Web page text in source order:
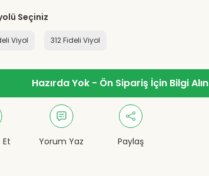
Seçiniz
Viyol 312 Fideli Viyol
Hazırda Yok - Ön Sipariş İçin Bilgi Alın
Yorum Yaz Paylaş